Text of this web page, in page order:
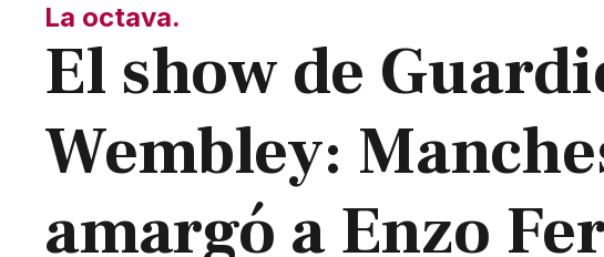
La octava.
El show de
Wembley:
amargó a Enzo